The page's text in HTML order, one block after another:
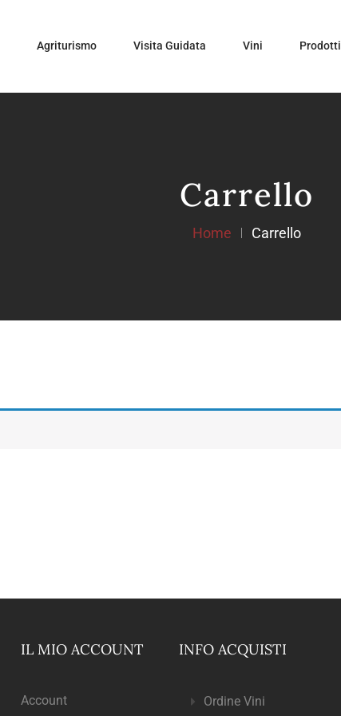
Agriturismo Visita Guidata Vini Prodotti
Carrello
Home Carrello
IL MIO ACCOUNT
Account
INFO ACQUISTI
Ordine Vini